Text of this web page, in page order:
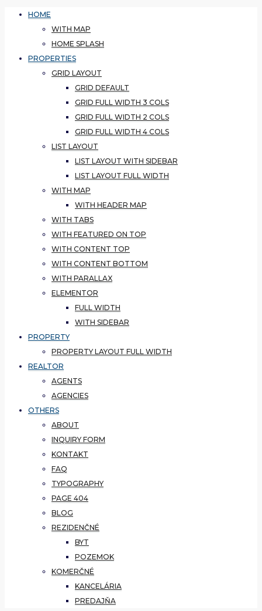
HOME
WITH MAP
HOME SPLASH
PROPERTIES
GRID LAYOUT
GRID DEFAULT
GRID FULL WIDTH 3 COLS
GRID FULL WIDTH 2 COLS
GRID FULL WIDTH 4 COLS
LIST LAYOUT
LIST LAYOUT WITH SIDEBAR
LIST LAYOUT FULL WIDTH
WITH MAP
WITH HEADER MAP
WITH TABS
WITH FEATURED ON TOP
WITH CONTENT TOP
WITH CONTENT BOTTOM
WITH PARALLAX
ELEMENTOR
FULL WIDTH
WITH SIDEBAR
PROPERTY
PROPERTY LAYOUT FULL WIDTH
REALTOR
AGENTS
AGENCIES
OTHERS
ABOUT
INQUIRY FORM
KONTAKT
FAQ
TYPOGRAPHY
PAGE 404
BLOG
REZIDENČNÉ
BYT
POZEMOK
KOMERČNÉ
KANCELÁRIA
PREDAJŇA